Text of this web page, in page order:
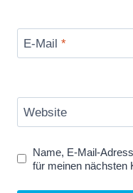
E-Mail *
Website
Name, E-Mail-
für meinen nächsten